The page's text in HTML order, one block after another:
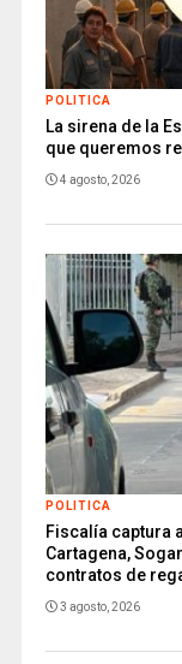
POLITICA
La sirena de la
que queremos
4 agosto, 2026
POLITICA
Fiscalía captura
Cartagena,
contratos de
3 agosto, 2026